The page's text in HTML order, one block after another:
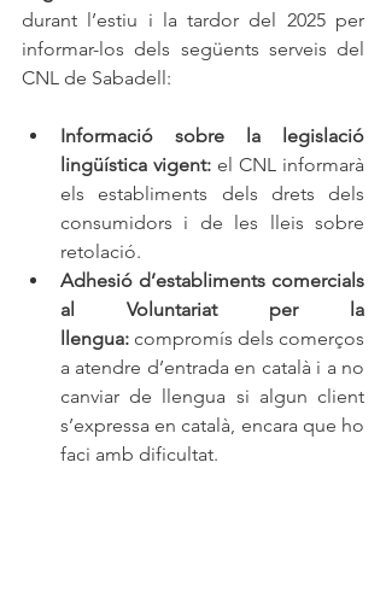
durant l’estiu i la tardor del 2025 per
informar-los dels següents serveis del
CNL de Sabadell:
Informació sobre la legislació
lingüística vigent: el CNL informarà
els establiments dels drets dels
consumidors i de les lleis sobre
retolació.
Adhesió d’establiments comercials
al Voluntariat per la
llengua: compromís dels comerços
a atendre d’entrada en català i a no
canviar de llengua si algun client
s’expressa en català, encara que ho
faci amb dificultat.